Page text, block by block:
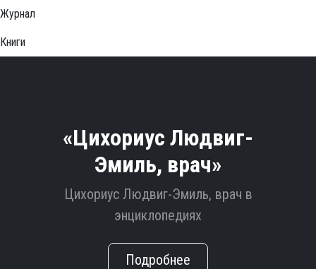
Журнал
Книги
«Цихориус Людвиг-
Эмиль, врач»
Цихориус Людвиг-Эмиль, врач в
энциклопедиях
Подробнее